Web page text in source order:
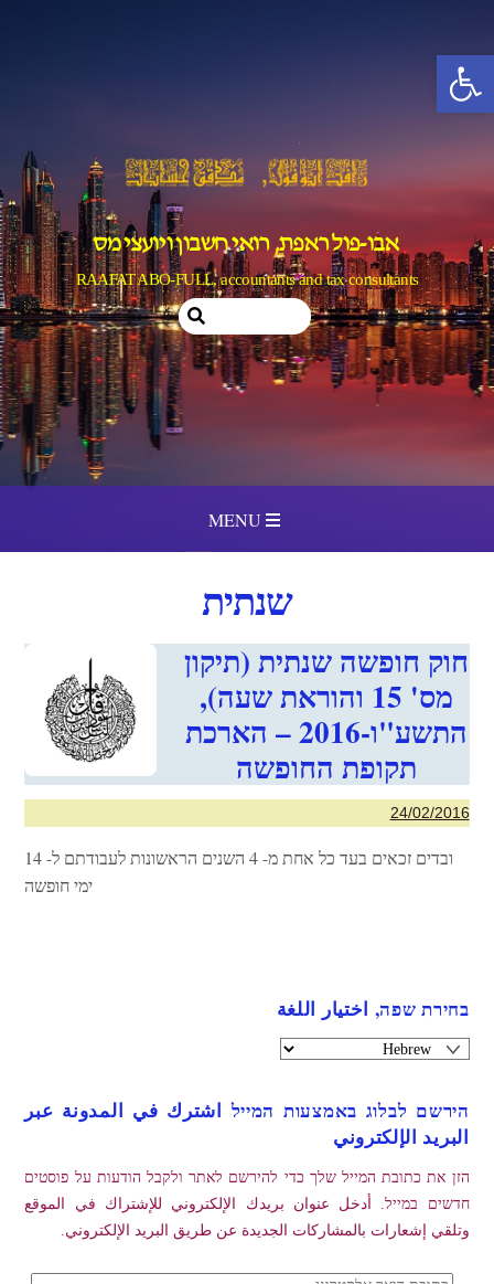
פתח סרגל נגישות
content
MENU
אבו-פול ראפת, רואי חשבון ויועצי מס
RAAFAT ABO-FULL, accountants and tax consultants
שנתית
חוק חופשה שנתית (תיקון
מס' 15 והוראת שעה),
התשע"ו-2016 – הארכת
תקופת החופשה
24/02/2016
ובדים זכאים בעד כל אחת מ- 4 השנים הראשונות לעבודתם ל- 14
ימי חופשה
בחירת שפה, اختيار اللغة
הירשם לבלוג באמצעות המייל اشترك في المدونة عبر
البريد الإلكتروني
הזן את כתובת המייל שלך כדי להירשם לאתר ולקבל הודעות על פוסטים
חדשים במייל. أدخل عنوان بريدك الإلكتروني للإشتراك في الموقع
وتلقي إشعارات بالمشاركات الجديدة عن طريق البريد الإلكتروني.